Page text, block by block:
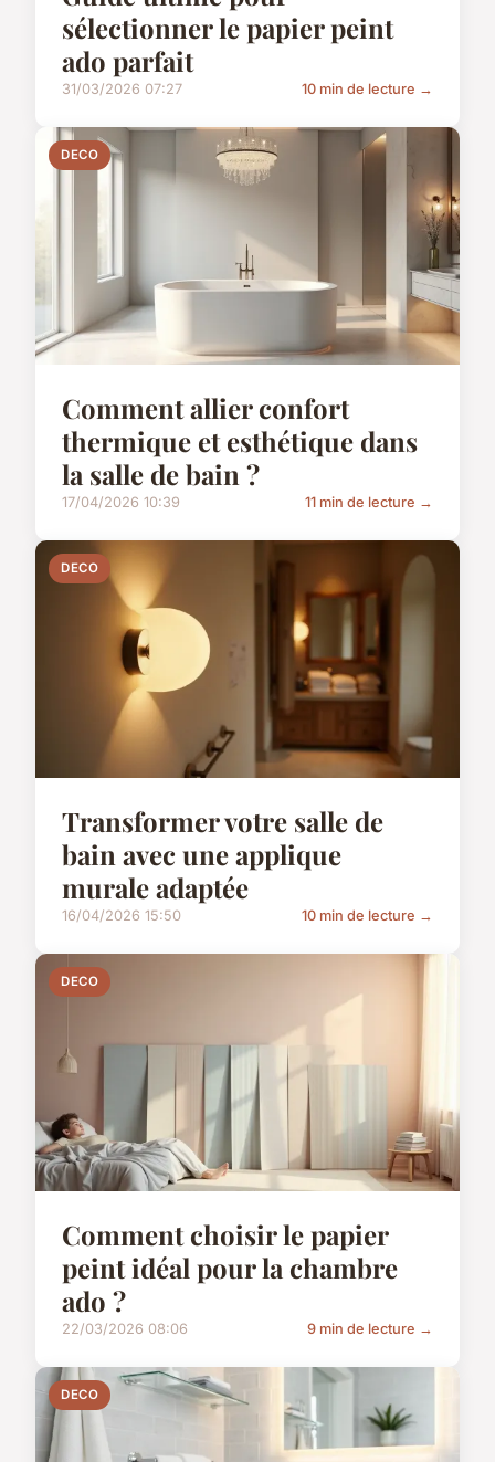
sélectionner le papier peint
ado parfait
31/03/2026 07:27 10 min de lecture →
DECO
Comment allier confort
thermique et esthétique dans
la salle de bain ?
17/04/2026 10:39 11 min de lecture →
DECO
Transformer votre salle de
bain avec une applique
murale adaptée
16/04/2026 15:50 10 min de lecture →
DECO
Comment choisir le papier
peint idéal pour la chambre
ado ?
22/03/2026 08:06 9 min de lecture →
DECO